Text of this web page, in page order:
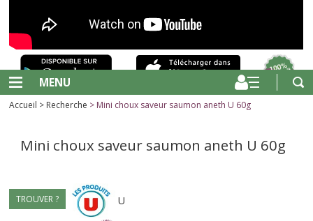
MENU
Accueil > Recherche > Mini choux saveur saumon aneth U 60g
Mini choux saveur saumon aneth U 60g
TROUVER ? U